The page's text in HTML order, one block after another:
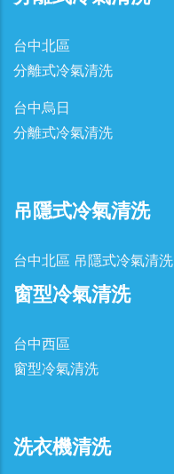
台中北區
分離式冷氣清洗
台中烏日
分離式冷氣清洗
吊隱式冷氣清洗
台中北區 吊隱式冷氣清洗
窗型冷氣清洗
台中西區
窗型冷氣清洗
洗衣機清洗